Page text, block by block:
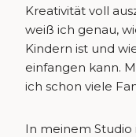
Kreativität voll
weiß ich genau,
Kindern ist und
einfangen kann.
ich schon viele
In meinem Studio